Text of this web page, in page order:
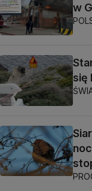
w
się